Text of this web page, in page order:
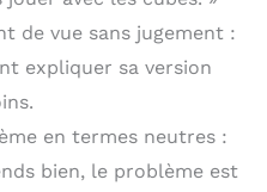
de vue sans jugement :
expliquer sa version
en termes neutres :
bien, le problème est